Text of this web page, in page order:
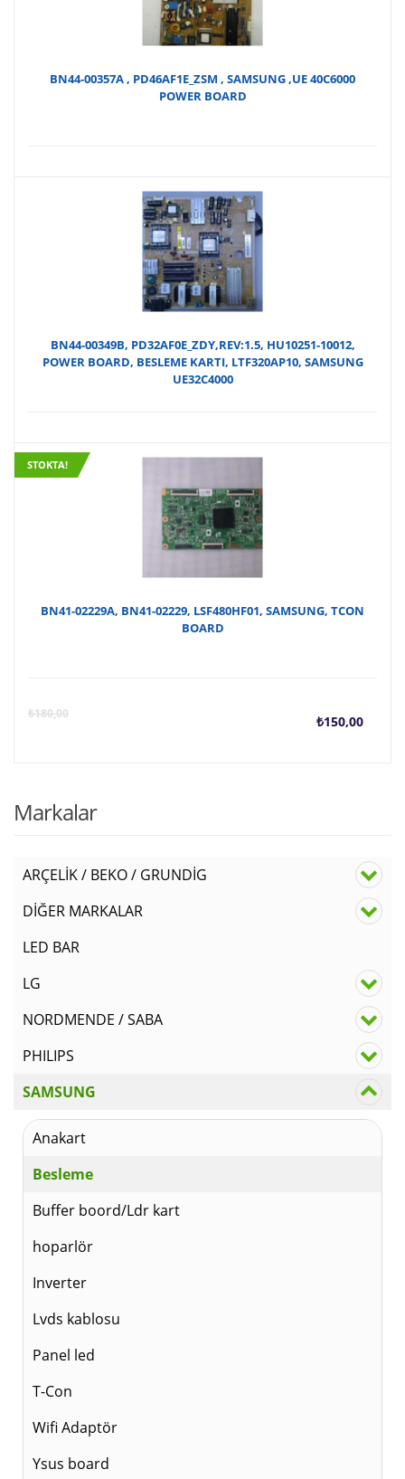
BN44-00357A , PD46AF1E_ZSM , SAMSUNG ,UE 40C6000
POWER BOARD
BN44-00349B, PD32AF0E_ZDY,REV:1.5, HU10251-10012,
POWER BOARD, BESLEME KARTI, LTF320AP10, SAMSUNG
UE32C4000
STOKTA!
BN41-02229A, BN41-02229, LSF480HF01, SAMSUNG, TCON
BOARD
₺180,00 ₺150,00
Şu
Markalar
ARÇELİK / BEKO / GRUNDİG
DİĞER MARKALAR
LED BAR
LG
NORDMENDE / SABA
PHILIPS
SAMSUNG
Anakart
Besleme
Buffer boord/Ldr kart
hoparlör
Inverter
Lvds kablosu
Panel led
T-Con
Wifi Adaptör
Ysus board